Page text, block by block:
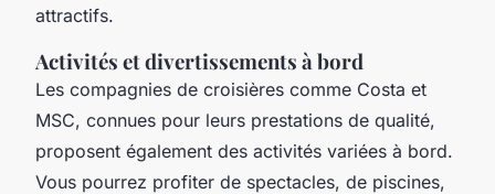
attractifs.
Activités et divertissements à bord
Les compagnies de croisières comme Costa et
MSC, connues pour leurs prestations de qualité,
proposent également des activités variées à bord.
Vous pourrez profiter de spectacles, de piscines,